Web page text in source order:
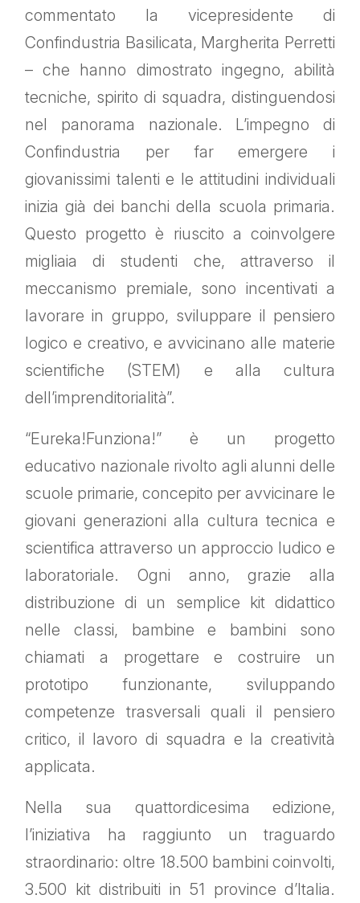
commentato la vicepresidente di
Confindustria Basilicata, Margherita Perretti
– che hanno dimostrato ingegno, abilità
tecniche, spirito di squadra, distinguendosi
nel panorama nazionale. L’impegno di
Confindustria per far emergere i
giovanissimi talenti e le attitudini individuali
inizia già dei banchi della scuola primaria.
Questo progetto è riuscito a coinvolgere
migliaia di studenti che, attraverso il
meccanismo premiale, sono incentivati a
lavorare in gruppo, sviluppare il pensiero
logico e creativo, e avvicinano alle materie
scientifiche (STEM) e alla cultura
dell’imprenditorialità”.
“Eureka!Funziona!” è un progetto
educativo nazionale rivolto agli alunni delle
scuole primarie, concepito per avvicinare le
giovani generazioni alla cultura tecnica e
scientifica attraverso un approccio ludico e
laboratoriale. Ogni anno, grazie alla
distribuzione di un semplice kit didattico
nelle classi, bambine e bambini sono
chiamati a progettare e costruire un
prototipo funzionante, sviluppando
competenze trasversali quali il pensiero
critico, il lavoro di squadra e la creatività
applicata.
Nella sua quattordicesima edizione,
l’iniziativa ha raggiunto un traguardo
straordinario: oltre 18.500 bambini coinvolti,
3.500 kit distribuiti in 51 province d’Italia.